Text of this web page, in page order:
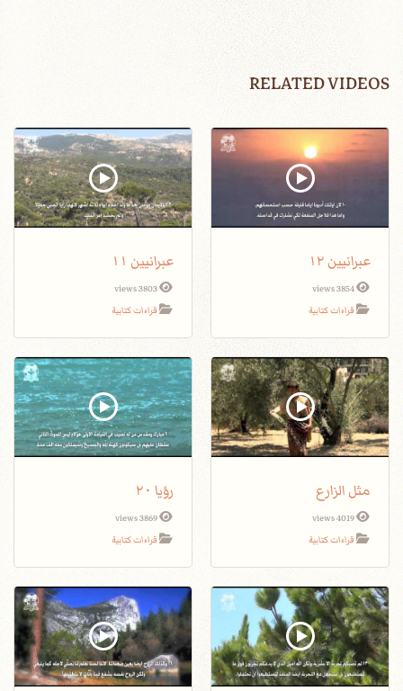
RELATED VIDEOS
عبرانيين ١٢
3854 views
قراءات كتابية
عبرانيين ١١
3803 views
قراءات كتابية
مثل الزارع
4019 views
قراءات كتابية
رؤيا ٢٠
3869 views
قراءات كتابية